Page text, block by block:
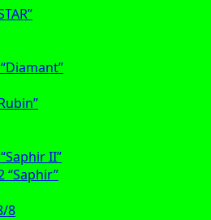
II”
“Saphir”
8